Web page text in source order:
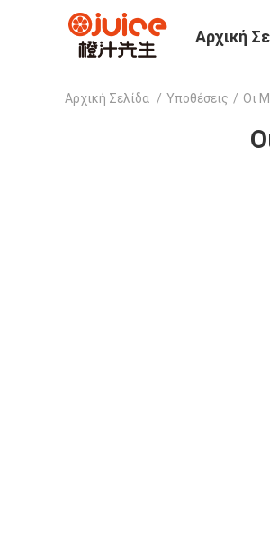
Αρχική
Αρχική Σελίδα / Υποθέσεις / Οι